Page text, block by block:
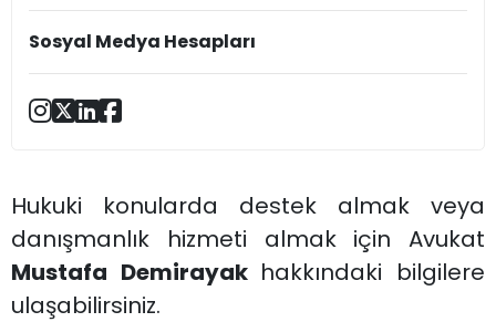
Sosyal Medya Hesapları
Hukuki konularda destek almak veya
danışmanlık hizmeti almak için Avukat
Mustafa Demirayak hakkındaki bilgilere
ulaşabilirsiniz.